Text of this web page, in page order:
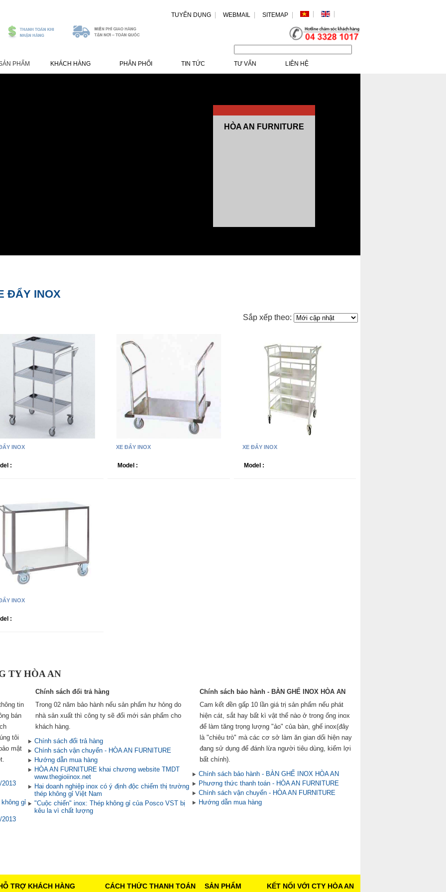
TUYỂN DỤNG WEBMAIL SITEMAP
PHẨM KHÁCH HÀNG PHÂN PHỐI TIN TỨC TƯ VẤN LIÊN HỆ
HÒA AN FURNITURE
ĐẨY INOX
Sắp xếp theo:
INOX
:
XE ĐẨY INOX
Model :
XE ĐẨY INOX
Model :
INOX
:
TY HÒA AN
tin
bán
tôi
mật
gỉ
Chính sách đổi trả hàng
Trong 02 năm bảo hành nếu sản phẩm hư hỏng do
nhà sản xuất thì công ty sẽ đổi mới sản phẩm cho
khách hàng.
Chính sách đổi trả hàng
Chính sách vận chuyển - HÒA AN FURNITURE
Hướng dẫn mua hàng
HÒA AN FURNITURE khai chương website TMDT
www.thegioiinox.net
Hai doanh nghiệp inox có ý định độc chiếm thị trường
thép không gỉ Việt Nam
"Cuộc chiến" inox: Thép không gỉ của Posco VST bị
kêu la vì chất lượng
Chính sách bảo hành - BÀN GHẾ INOX HÒA AN
Cam kết đền gấp 10 lần giá trị sản phẩm nếu phát
hiện cát, sắt hay bất kì vật thể nào ở trong ống inox
để làm tăng trọng lượng "ảo" của bàn, ghế inox(đây
là "chiêu trò" mà các cơ sở làm ăn gian dối hiện nay
đang sử dụng để đánh lừa người tiêu dùng, kiếm lợi
bất chính).
Chính sách bảo hành - BÀN GHẾ INOX HÒA AN
Phương thức thanh toán - HÒA AN FURNITURE
Chính sách vận chuyển - HÒA AN FURNITURE
Hướng dẫn mua hàng
TRỢ KHÁCH HÀNG CÁCH THỨC THANH TOÁN SẢN PHẨM KẾT NỐI VỚI CTY HÒA AN